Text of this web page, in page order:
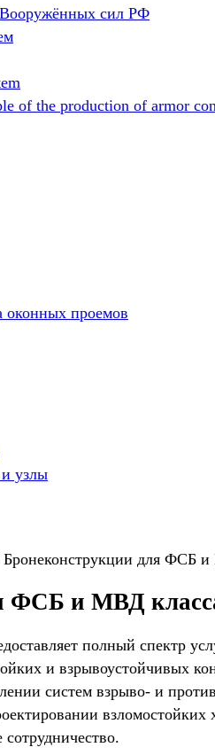
сил РФ
of the production of armor
оконных проемов
узлы
Бронеконструкции для ФСБ и
ФСБ и МВД
полный спектр
и
систем взрыво- и